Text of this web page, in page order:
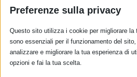
SAM 2015 a Milano
RISPONDI
Preferenze sulla privacy
Questo sito utilizza i cookie per migliorare la
sono essenziali per il funzionamento del
analizzare e migliorare la tua esperienza di
opzioni e fai la tua scelta.